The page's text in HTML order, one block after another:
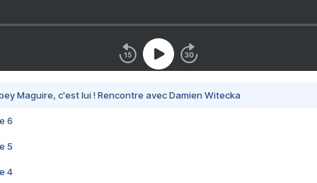
Maguire, c'est lui ! Rencontre avec Damien Witecka
6
5
4